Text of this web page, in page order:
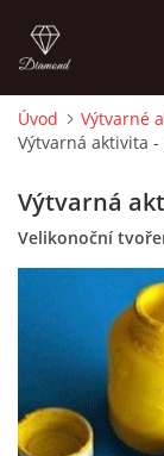
ÚVOD
O MĚ
DĚJINY
NOVINKY ZE
Úvod
Výtvarné
Výtvarná aktivita -
Výtvarná
Velikonoční